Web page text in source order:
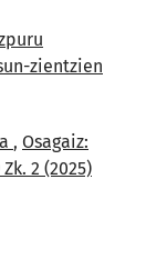
zientzien
, Osagaiz:
2 (2025)